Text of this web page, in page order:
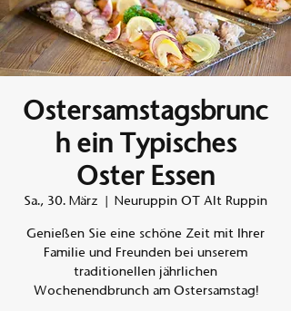
Ostersamstagsbrunc
h ein Typisches
Oster Essen
Sa., 30. März
  |
Neuruppin OT Alt Ruppin
Genießen Sie eine schöne Zeit mit Ihrer
Familie und Freunden bei unserem
traditionellen jährlichen
Wochenendbrunch am Ostersamstag!